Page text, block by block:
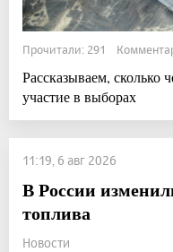
Прочитали: 291
Рассказываем, сколько
участие в выборах
11:19, 6 авг 2026
В России
топлива
Новости